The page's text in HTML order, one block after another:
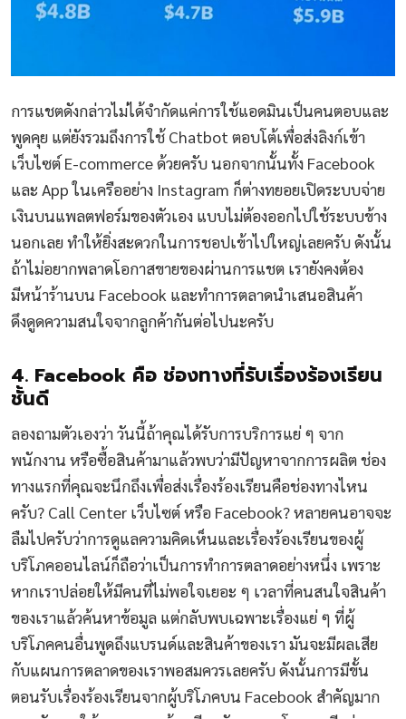
การแชตดังกล่าวไม่ได้จำกัดแค่การใช้แอดมินเป็นคนตอบและ
พูดคุย แต่ยังรวมถึงการใช้ Chatbot ตอบโต้เพื่อส่งลิงก์เข้า
เว็บไซต์ E-commerce ด้วยครับ นอกจากนั้นทั้ง Facebook
และ App ในเครืออย่าง Instagram ก็ต่างทยอยเปิดระบบจ่าย
เงินบนแพลตฟอร์มของตัวเอง แบบไม่ต้องออกไปใช้ระบบข้าง
นอกเลย ทำให้ยิ่งสะดวกในการชอปเข้าไปใหญ่เลยครับ ดังนั้น
ถ้าไม่อยากพลาดโอกาสขายของผ่านการแชต เรายังคงต้อง
มีหน้าร้านบน Facebook และทำการตลาดนำเสนอสินค้า
ดึงดูดความสนใจจากลูกค้ากันต่อไปนะครับ
4. Facebook คือ ช่องทางที่รับเรื่องร้องเรียน
ชั้นดี
ลองถามตัวเองว่า วันนี้ถ้าคุณได้รับการบริการแย่ ๆ จาก
พนักงาน หรือซื้อสินค้ามาแล้วพบว่ามีปัญหาจากการผลิต ช่อง
ทางแรกที่คุณจะนึกถึงเพื่อส่งเรื่องร้องเรียนคือช่องทางไหน
ครับ? Call Center เว็บไซต์ หรือ Facebook? หลายคนอาจจะ
ลืมไปครับว่าการดูแลความคิดเห็นและเรื่องร้องเรียนของผู้
บริโภคออนไลน์ก็ถือว่าเป็นการทำการตลาดอย่างหนึ่ง เพราะ
หากเราปล่อยให้มีคนที่ไม่พอใจเยอะ ๆ เวลาที่คนสนใจสินค้า
ของเราแล้วค้นหาข้อมูล แต่กลับพบเฉพาะเรื่องแย่ ๆ ที่ผู้
บริโภคคนอื่นพูดถึงแบรนด์และสินค้าของเรา มันจะมีผลเสีย
กับแผนการตลาดของเราพอสมควรเลยครับ ดังนั้นการมีขั้น
ตอนรับเรื่องร้องเรียนจากผู้บริโภคบน Facebook สำคัญมาก